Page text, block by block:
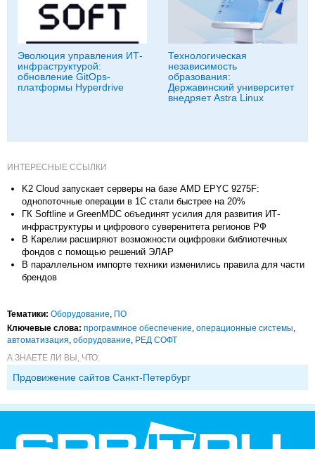
Эволюция управления ИТ-
инфраструктурой:
обновление GitOps-
платформы Hyperdrive
Технологическая
независимость
образования:
Державинский университет
внедряет Astra Linux
ИНТЕРЕСНЫЕ ССЫЛКИ
K2 Cloud запускает серверы на базе AMD EPYC 9275F:
однопоточные операции в 1С стали быстрее на 20%
ГК Softline и GreenMDC объединят усилия для развития ИТ-
инфраструктуры и цифрового суверенитета регионов РФ
В Карелии расширяют возможности оцифровки библиотечных
фондов с помощью решений ЭЛАР
В параллельном импорте техники изменились правила для части
брендов
Тематики: Оборудование, ПО
Ключевые слова: программное обеспечение, операционные системы,
автоматизация, оборудование, РЕД СОФТ
А ЗНАЕТЕ ЛИ ВЫ, ЧТО:
Прдовижение сайтов Санкт-Петербург